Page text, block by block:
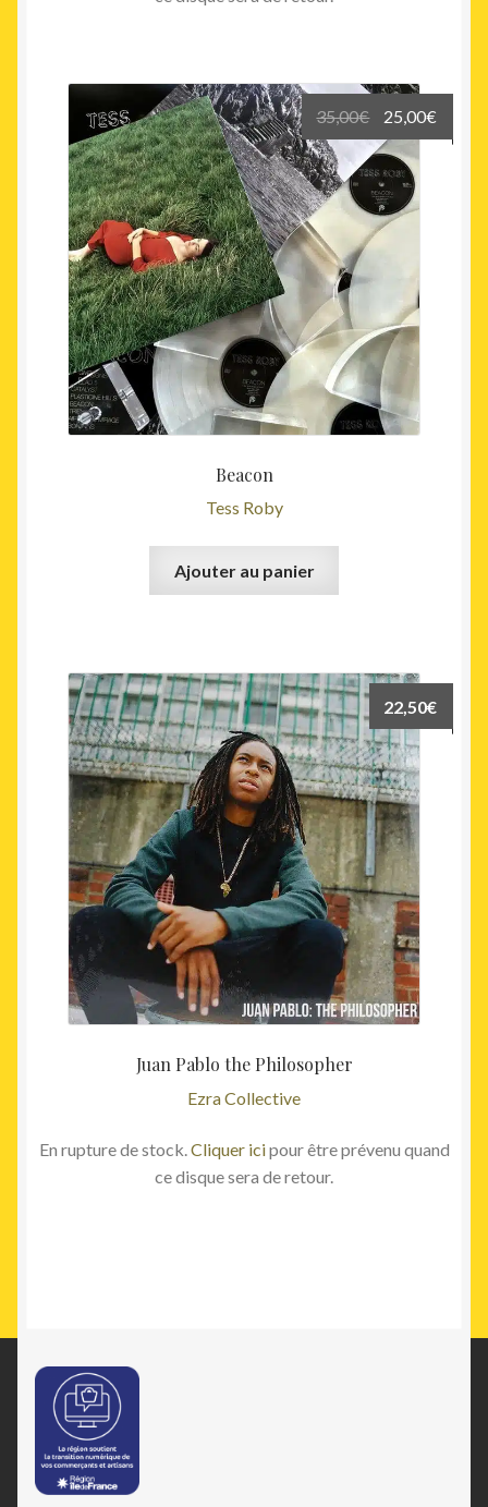
Beacon
Tess Roby
35,00€
Le
prix
initial
était :
35,00€.
25,00€
prix
Ajouter au panier
Juan Pablo the Philosopher
Ezra Collective
22,50€
En rupture de stock.Cliquer icipour être prévenu quand
ce disque sera de retour.